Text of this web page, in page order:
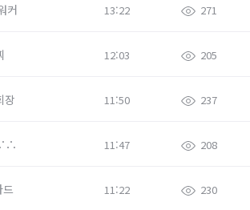
커 13:22 271
12:03 205
장 11:50 237
11:47 208
11:22 230